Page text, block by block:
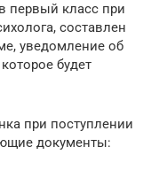
первый класс при
составлен
уведомление об
будет
при поступлении
документы: